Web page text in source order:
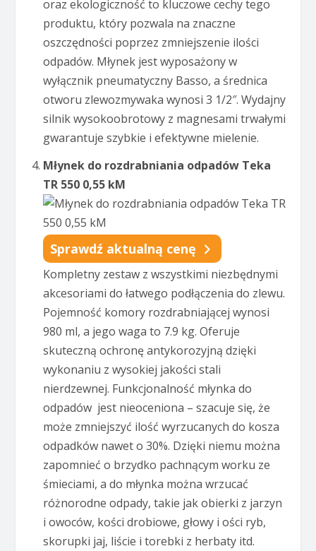
oraz ekologiczność to kluczowe cechy tego
produktu, który pozwala na znaczne
oszczędności poprzez zmniejszenie ilości
odpadów. Młynek jest wyposażony w
wyłącznik pneumatyczny Basso, a średnica
otworu zlewozmywaka wynosi 3 1/2″. Wydajny
silnik wysokoobrotowy z magnesami trwałymi
gwarantuje szybkie i efektywne mielenie.
Młynek do rozdrabniania odpadów Teka
TR 550 0,55 kM
Sprawdź aktualną cenę
Kompletny zestaw z wszystkimi niezbędnymi
akcesoriami do łatwego podłączenia do zlewu.
Pojemność komory rozdrabniającej wynosi
980 ml, a jego waga to 7.9 kg. Oferuje
skuteczną ochronę antykorozyjną dzięki
wykonaniu z wysokiej jakości stali
nierdzewnej. Funkcjonalność młynka do
odpadów jest nieoceniona – szacuje się, że
może zmniejszyć ilość wyrzucanych do kosza
odpadków nawet o 30%. Dzięki niemu można
zapomnieć o brzydko pachnącym worku ze
śmieciami, a do młynka można wrzucać
różnorodne odpady, takie jak obierki z jarzyn
i owoców, kości drobiowe, głowy i ości ryb,
skorupki jaj, liście i torebki z herbaty itd.